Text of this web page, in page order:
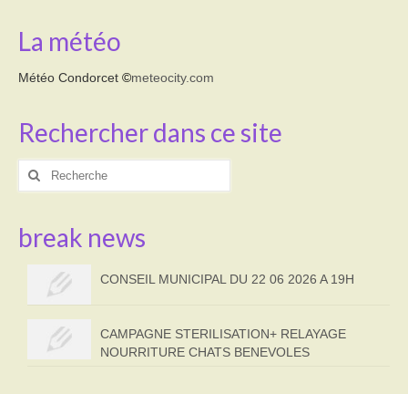
Correspondants de presse
LE BRULAGE DES VEGETAUX
DECHETS VERTS
La météo
Météo Condorcet ©meteocity.com
Rechercher dans ce site
Rechercher
break news
CONSEIL MUNICIPAL DU 22 06 2026 A 19H
CAMPAGNE STERILISATION+ RELAYAGE
NOURRITURE CHATS BENEVOLES